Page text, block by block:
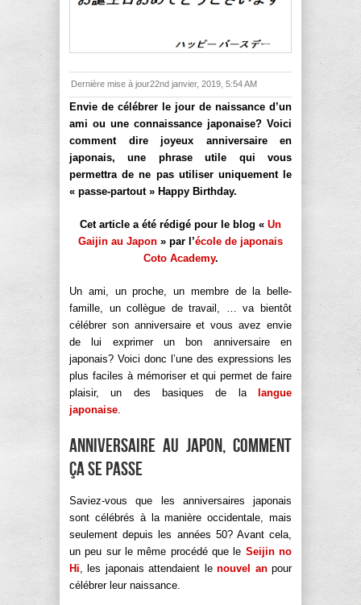
Dernière mise à jour22nd janvier, 2019, 5:54 AM
Envie de célébrer le jour de naissance d’un
ami ou une connaissance japonaise? Voici
comment dire joyeux anniversaire en
japonais, une phrase utile qui vous
permettra de ne pas utiliser uniquement le
« passe-partout » Happy Birthday.
Cet article a été rédigé pour le blog « Un
Gaijin au Japon » par l’école de japonais
Coto Academy.
Un ami, un proche, un membre de la belle-
famille, un collègue de travail, … va bientôt
célébrer son anniversaire et vous avez envie
de lui exprimer un bon anniversaire en
japonais? Voici donc l’une des expressions les
plus faciles à mémoriser et qui permet de faire
plaisir, un des basiques de la
langue
japonaise.
Anniversaire au Japon, comment
ça se passe
Saviez-vous que les anniversaires japonais
sont célébrés à la manière occidentale, mais
seulement depuis les années 50? Avant cela,
un peu sur le même procédé que le Seijin no
Hi, les japonais attendaient lenouvel anpour
célébrer leur naissance.